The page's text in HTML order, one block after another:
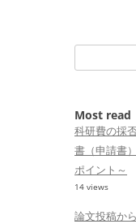
for:
Most read
科研費の採
書（申請書
ポイント～
14 views
論文投稿か